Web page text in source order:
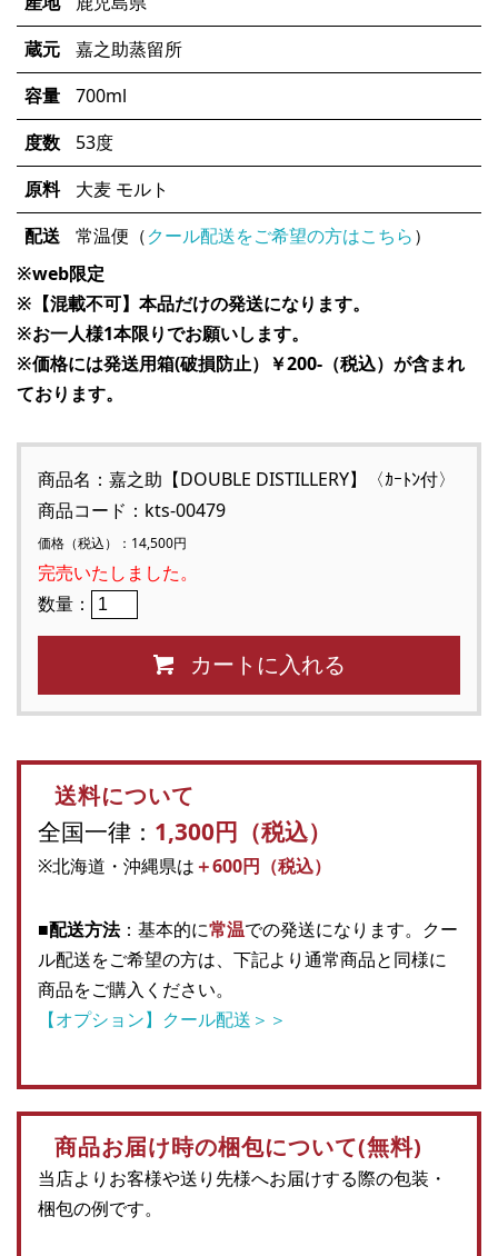
蔵元
嘉之助蒸留所
容量
700ml
度数
53度
原料
大麦 モルト
配送
常温便（クール配送をご希望の方はこちら）
※web限定
※【混載不可】本品だけの発送になります。
※お一人様1本限りでお願いします。
※価格には発送用箱(破損防止）￥200-（税込）が含まれ
ております。
商品名：嘉之助【DOUBLE DISTILLERY】〈ｶｰﾄﾝ付〉
商品コード：kts-00479
価格（税込）：14,500円
完売いたしました。
数量：
カートに入れる
送料について
全国一律： 1,300円（税込）
※北海道・沖縄県は ＋600円（税込）
■配送方法：基本的に常温での発送になります。クー
ル配送をご希望の方は、下記より通常商品と同様に
商品をご購入ください。
【オプション】クール配送＞＞
商品お届け時の梱包について(無料)
当店よりお客様や送り先様へお届けする際の包装・
梱包の例です。